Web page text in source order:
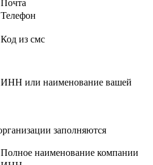
Почта
Телефон
Код из смс
ИНН или наименование вашей
заполняются
Полное наименование компании